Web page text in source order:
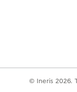
© Ineris 2026.